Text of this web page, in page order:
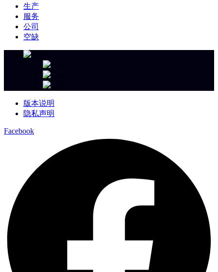
生产
服务
公司
空缺
版本说明
隐私声明
Facebook